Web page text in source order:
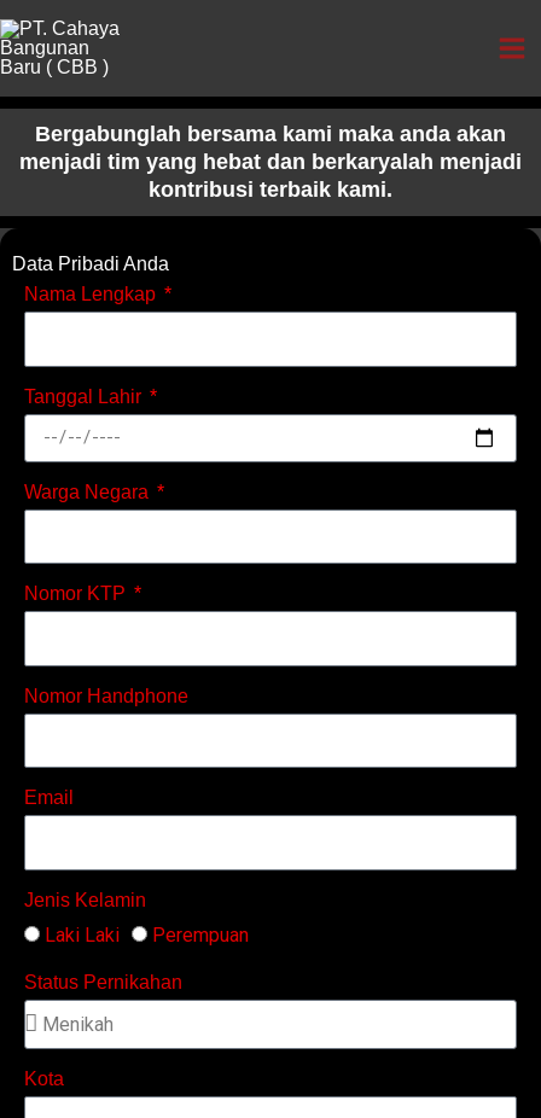
Skip
to
Bergabunglah bersama kami maka anda akan
menjadi tim yang hebat dan berkaryalah menjadi
kontribusi terbaik kami.
Data Pribadi Anda
Nama Lengkap
Tanggal Lahir
Warga Negara
Nomor KTP
Nomor Handphone
Email
Jenis Kelamin
Laki Laki Perempuan
Status Pernikahan
Kota